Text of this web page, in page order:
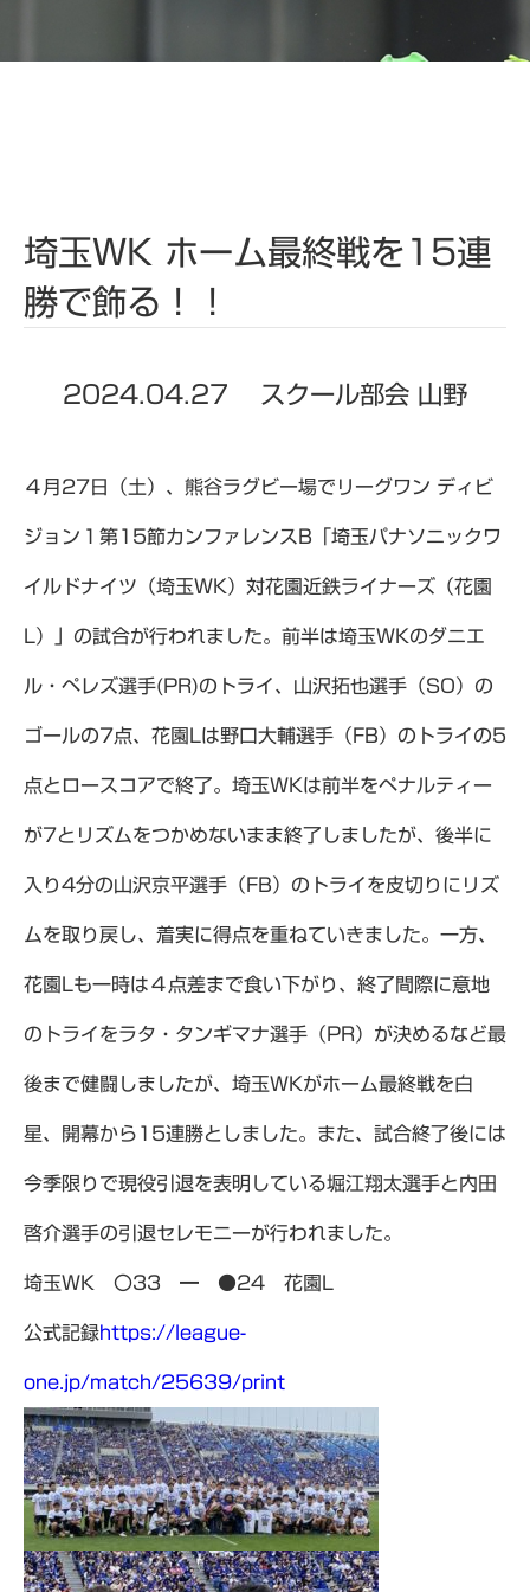
埼玉WK ホーム最終戦を15連
勝で飾る！！
2024.04.27 スクール部会 山野
４月27日（土）、熊谷ラグビー場でリーグワン ディビ
ジョン１第15節カンファレンスB「埼玉パナソニックワ
イルドナイツ（埼玉WK）対花園近鉄ライナーズ（花園
L）」の試合が行われました。前半は埼玉WKのダニエ
ル・ペレズ選手(PR)のトライ、山沢拓也選手（SO）の
ゴールの7点、花園Lは野口大輔選手（FB）のトライの5
点とロースコアで終了。埼玉WKは前半をペナルティー
が7とリズムをつかめないまま終了しましたが、後半に
入り4分の山沢京平選手（FB）のトライを皮切りにリズ
ムを取り戻し、着実に得点を重ねていきました。一方、
花園Lも一時は４点差まで食い下がり、終了間際に意地
のトライをラタ・タンギマナ選手（PR）が決めるなど最
後まで健闘しましたが、埼玉WKがホーム最終戦を白
星、開幕から15連勝としました。また、試合終了後には
今季限りで現役引退を表明している堀江翔太選手と内田
啓介選手の引退セレモニーが行われました。
埼玉WK 〇33 ━ ●24 花園L
公式記録https://league-
one.jp/match/25639/print